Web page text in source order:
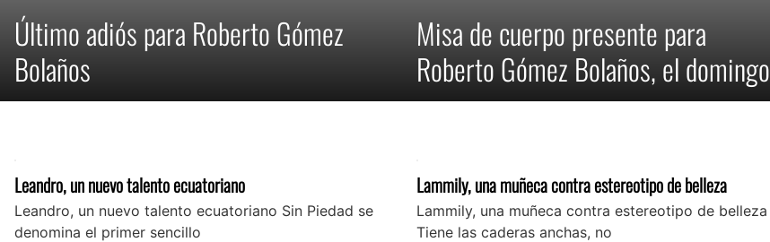
Último adiós para Roberto Gómez
Bolaños
Misa de cuerpo presente para
Roberto Gómez Bolaños, el domingo
Leandro, un nuevo talento ecuatoriano
Leandro, un nuevo talento ecuatoriano Sin Piedad se
denomina el primer sencillo
Lammily, una muñeca contra estereotipo de belleza
Lammily, una muñeca contra estereotipo de belleza
Tiene las caderas anchas, no